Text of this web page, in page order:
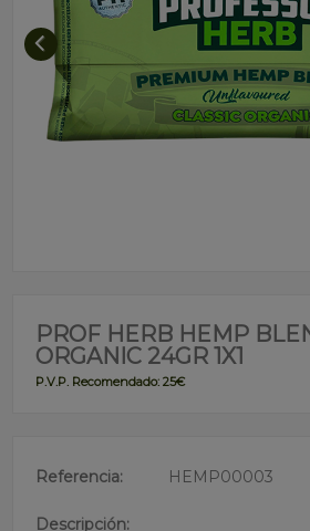
PROF HERB HEMP
ORGANIC 24GR 1X1
P.V.P. Recomendado: 25€
Referencia: HEMP00003
Descripción: